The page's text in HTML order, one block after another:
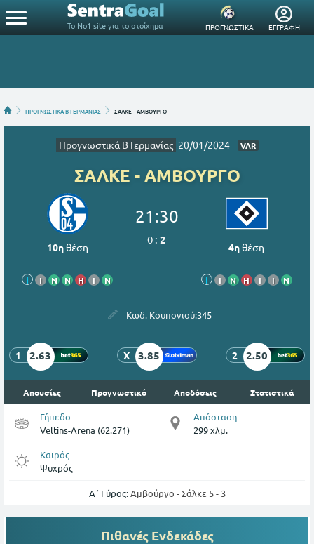
Το Νο1 site για το στοίχημα ΠΡΟΓΝΩΣΤΙΚΑ ΕΓΓΡΑΦΗ
ΠΡΟΓΝΩΣΤΙΚΑ Β ΓΕΡΜΑΝΙΑΣ ΣΑΛΚΕ - ΑΜΒΟΥΡΓΟ
Προγνωστικά Β Γερμανίας 20/01/2024 VAR
ΣΑΛΚΕ - ΑΜΒΟΥΡΓΟ
10ηθέση
i Ι Ν Ν Η Ι Ν
21:30
0 :2
4ηθέση
i Ι Ν Η Ι Ι Ν
Κωδ. Κουπονιού:345
1 2.63 X 3.85 2 2.50
Απουσίες Προγνωστικό Αποδόσεις Στατιστικά
Γήπεδο
Veltins-Arena (62.271)
Απόσταση
299 χλμ.
Καιρός
Ψυχρός
Α΄ Γύρος:Αμβούργο - Σάλκε 5 - 3
Πιθανές Ενδεκάδες